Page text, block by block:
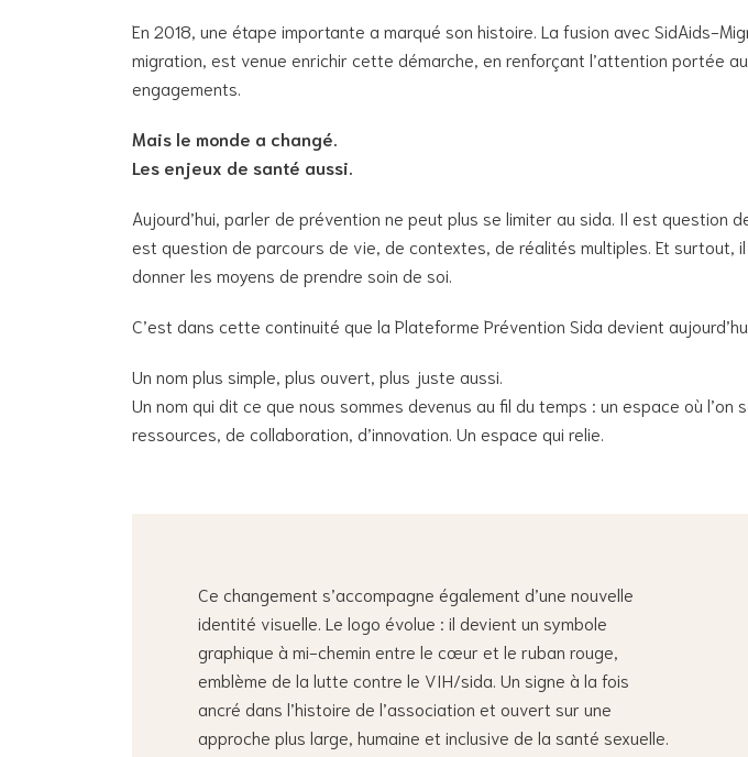
En 2018, une étape importante a marqué son histoire. La fusion avec SidAids-
migration, est venue enrichir cette démarche, en renforçant l’attention portée
engagements.
Mais le monde a changé.
Les enjeux de santé aussi.
Aujourd’hui, parler de prévention ne peut plus se limiter au sida. Il est question
est question de parcours de vie, de contextes, de réalités multiples. Et surtout,
donner les moyens de prendre soin de soi.
C’est dans cette continuité que la Plateforme Prévention Sida devient
Un nom plus simple, plus ouvert, plus juste aussi.
Un nom qui dit ce que nous sommes devenus au fil du temps : un espace où
ressources, de collaboration, d’innovation. Un espace qui relie.
Ce changement s’accompagne également d’une nouvelle
identité visuelle. Le logo évolue : il devient un symbole
graphique à mi-chemin entre le cœur et le ruban rouge,
emblème de la lutte contre le VIH/sida. Un signe à la fois
ancré dans l’histoire de l’association et ouvert sur une
approche plus large, humaine et inclusive de la santé sexuelle.